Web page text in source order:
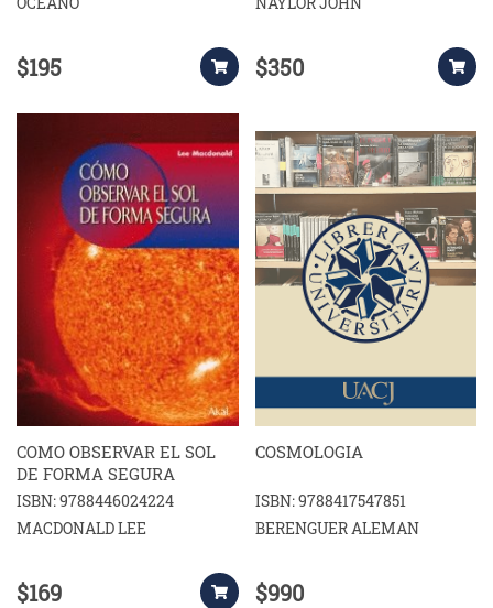
$195 $350
COMO OBSERVAR EL SOL
DE FORMA SEGURA
ISBN: 9788446024224
MACDONALD LEE
$169
COSMOLOGIA
ISBN: 9788417547851
BERENGUER ALEMAN
$990